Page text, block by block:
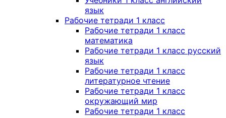
язык
Рабочие тетради 1 класс
Рабочие тетради 1 класс
математика
Рабочие тетради 1 класс русский
язык
Рабочие тетради 1 класс
литературное чтение
Рабочие тетради 1 класс
окружающий мир
Рабочие тетради 1 класс